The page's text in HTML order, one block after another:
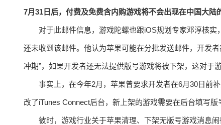
7月31日后，付费及免费含内购游戏将不会出现在中国大陆
对于此邮件信息，游戏陀螺也跟iOS规划专家邓淳核
还未收到该邮件。他认为苹果可能在分批发送邮件，开发
冲期”，如果开发者还无法提供版号游戏将被下架，这对于
事实上，在今年2月，苹果曾要求开发者在6月30日前
改了iTunes Connect后台，新上架的游戏需要在后台填写版
彼时，游戏行业关于苹果清理、下架无版号游戏消息